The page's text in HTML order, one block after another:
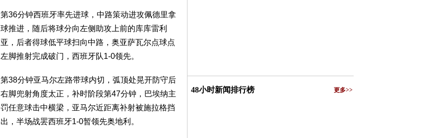
第36分钟西班牙率先进球，中路策动进攻佩德里拿
球推进，随后将球分向左侧助攻上前的库库雷利
亚，后者得球低平球扫向中路，奥亚萨瓦尔点球点
左脚推射完成破门，西班牙队1-0领先。
第38分钟亚马尔左路带球内切，弧顶处晃开防守后
右脚兜射角度太正，补时阶段第47分钟，巴埃纳主
罚任意球击中横梁，亚马尔近距离补射被施拉格挡
出，半场战罢西班牙1-0暂领先奥地利。
48小时新闻排行榜 更多>>